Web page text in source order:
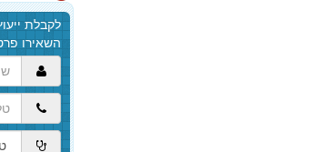
הגעת
לתוכן
המרכזי,
באפשרותך
ללחוץ
אנטר
כדי
לדלג
לאזור